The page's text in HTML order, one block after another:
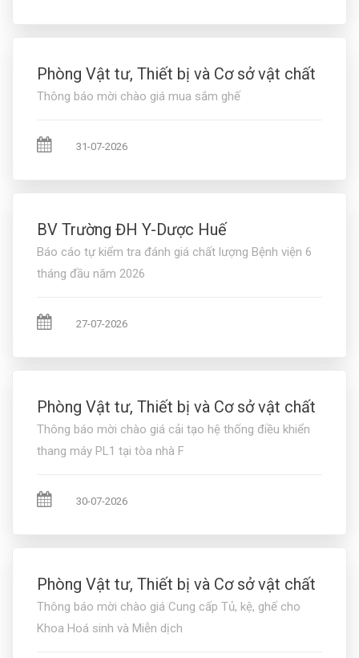
Phòng Vật tư, Thiết bị và Cơ sở vật chất
Thông báo mời chào giá mua sắm ghế
31-07-2026
BV Trường ĐH Y-Dược Huế
Báo cáo tự kiểm tra đánh giá chất lượng Bệnh viện 6
tháng đầu năm 2026
27-07-2026
Phòng Vật tư, Thiết bị và Cơ sở vật chất
Thông báo mời chào giá cải tạo hệ thống điều khiển
thang máy PL1 tại tòa nhà F
30-07-2026
Phòng Vật tư, Thiết bị và Cơ sở vật chất
Thông báo mời chào giá Cung cấp Tủ, kệ, ghế cho
Khoa Hoá sinh và Miễn dịch